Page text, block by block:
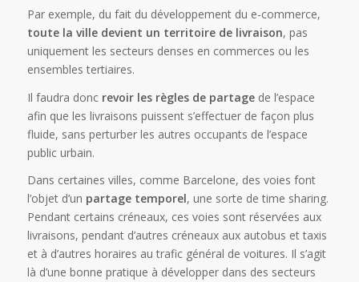
Par exemple, du fait du développement du e-commerce,
toute la ville devient un territoire de livraison, pas
uniquement les secteurs denses en commerces ou les
ensembles tertiaires.
Il faudra donc revoir les règles de partagede l’espace
afin que les livraisons puissent s’effectuer de façon plus
fluide, sans perturber les autres occupants de l’espace
public urbain.
Dans certaines villes, comme Barcelone, des voies font
l’objet d’un partage temporel, une sorte de time sharing.
Pendant certains créneaux, ces voies sont réservées aux
livraisons, pendant d’autres créneaux aux autobus et taxis
et à d’autres horaires au trafic général de voitures. Il s’agit
là d’une bonne pratique à développer dans des secteurs